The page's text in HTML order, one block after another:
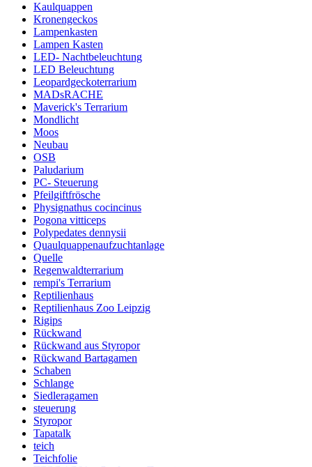
Kaulquappen
Kronengeckos
Lampenkasten
Lampen Kasten
LED- Nachtbeleuchtung
LED Beleuchtung
Leopardgeckoterrarium
MADsRACHE
Maverick's Terrarium
Mondlicht
Moos
Neubau
OSB
Paludarium
PC- Steuerung
Pfeilgiftfrösche
Physignathus cocincinus
Pogona vitticeps
Polypedates dennysii
Quaulquappenaufzuchtanlage
Quelle
Regenwaldterrarium
rempi's Terrarium
Reptilienhaus
Reptilienhaus Zoo Leipzig
Rigips
Rückwand
Rückwand aus Styropor
Rückwand Bartagamen
Schaben
Schlange
Siedleragamen
steuerung
Styropor
Tapatalk
teich
Teichfolie